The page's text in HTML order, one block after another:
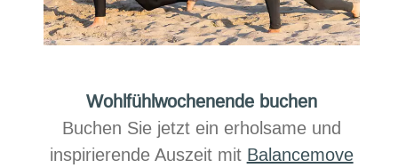
Wohlfühlwochenende buchen
Buchen Sie jetzt ein erholsame und
inspirierende Auszeit mit​ Balancemove